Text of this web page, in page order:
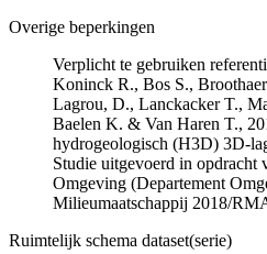
Overige beperkingen
Verplicht te gebruiken
Koninck R., Bos S.,
Lagrou, D., Lanckacker T.,
Baelen K. & Van Haren T.,
hydrogeologisch (H3D) 3D-
Studie uitgevoerd in opdracht
Omgeving (Departement
Milieumaatschappij 2018/
Ruimtelijk schema dataset(serie)